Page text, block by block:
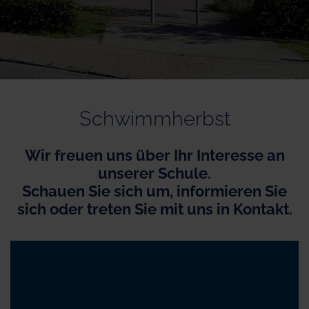
Schwimmherbst
Wir freuen uns über Ihr Interesse an
unserer Schule.
Schauen Sie sich um, informieren Sie
sich oder treten Sie mit uns in Kontakt.